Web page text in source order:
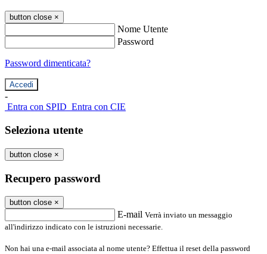
button close ×
Nome Utente
Password
Password dimenticata?
-
Entra con SPID Entra con CIE
Seleziona utente
button close ×
Recupero password
button close ×
E-mail Verrà inviato un messaggio
all'indirizzo indicato con le istruzioni necessarie.
Non hai una e-mail associata al nome utente? Effettua il reset della password